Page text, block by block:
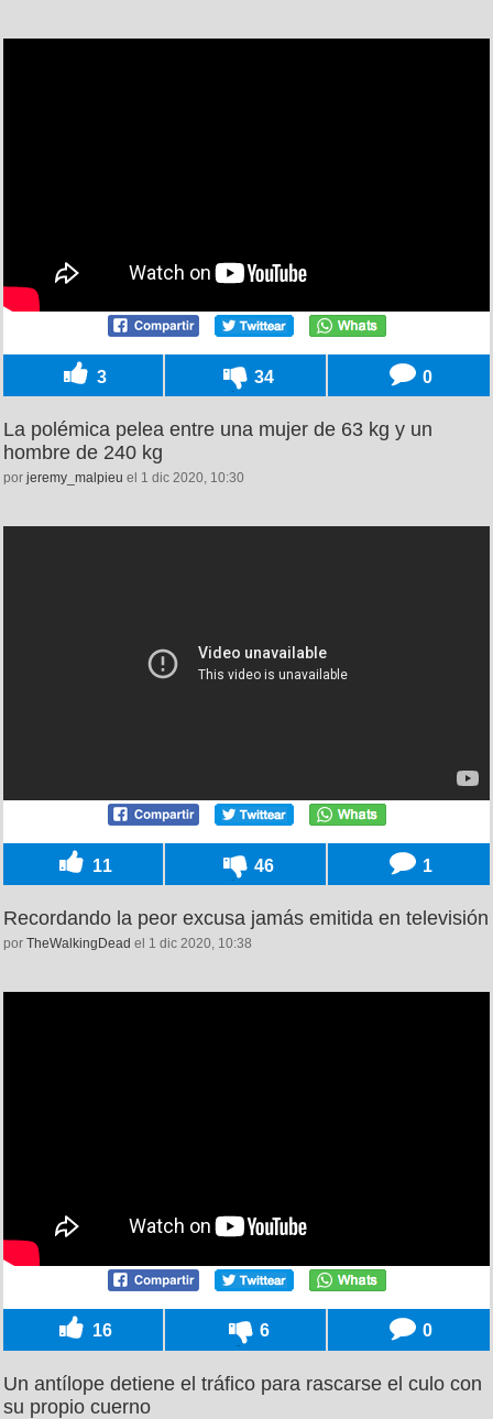
3 34 0
La polémica pelea entre una mujer de 63 kg y un
hombre de 240 kg
por jeremy_malpieu el 1 dic 2020, 10:30
11 46 1
Recordando la peor excusa jamás emitida en televisión
por TheWalkingDead el 1 dic 2020, 10:38
16 6 0
Un antílope detiene el tráfico para rascarse el culo con
su propio cuerno